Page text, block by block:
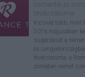
romantikus
tévécsatorna
Kicsivel több, mint
2016 májusában
sugárzását a
és
tévécsatorna, a
zömében német